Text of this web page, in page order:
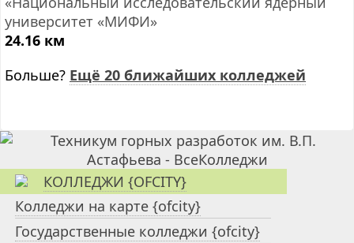
университет «МИФИ»
24.16 км
Больше? Ещё 20 ближайших колледжей
КОЛЛЕДЖИ {OFCITY}
Колледжи на карте {ofcity}
Государственные колледжи {ofcity}